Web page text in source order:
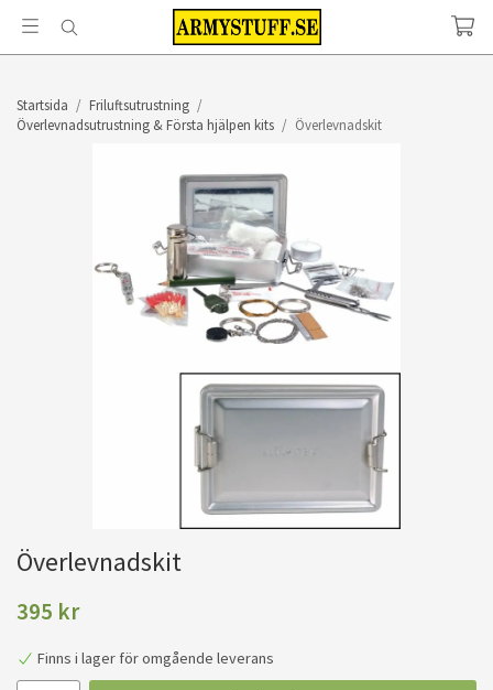
Startsida / Friluftsutrustning /
Överlevnadsutrustning & Första hjälpen kits / Överlevnadskit
Överlevnadskit
395 kr
Finns i lager för omgående leverans